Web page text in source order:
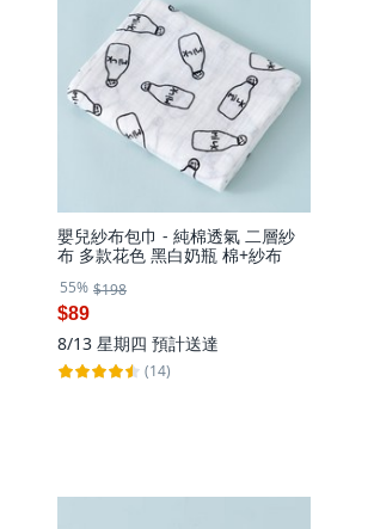
嬰兒紗布包巾 - 純棉透氣 二層紗
布 多款花色 黑白奶瓶 棉+紗布
55% $198
$89
8/13 星期四 預計送達
(14)